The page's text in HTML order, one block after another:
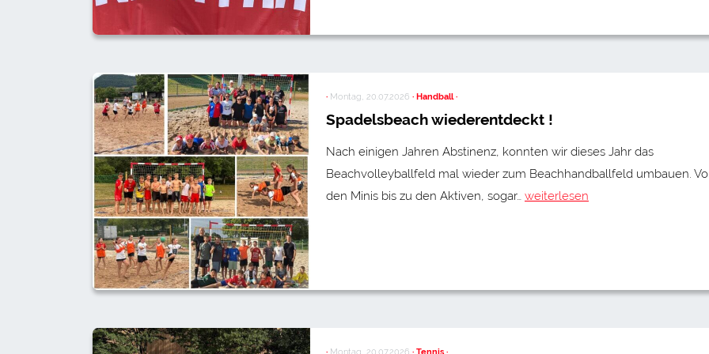
·Montag, 20.07.2026 · Handball ·
Spadelsbeach wiederentdeckt !
Nach einigen Jahren Abstinenz, konnten wir dieses Jahr das
Beachvolleyballfeld mal wieder zum Beachhandballfeld umbauen.
den Minis bis zu den Aktiven, sogar… weiterlesen